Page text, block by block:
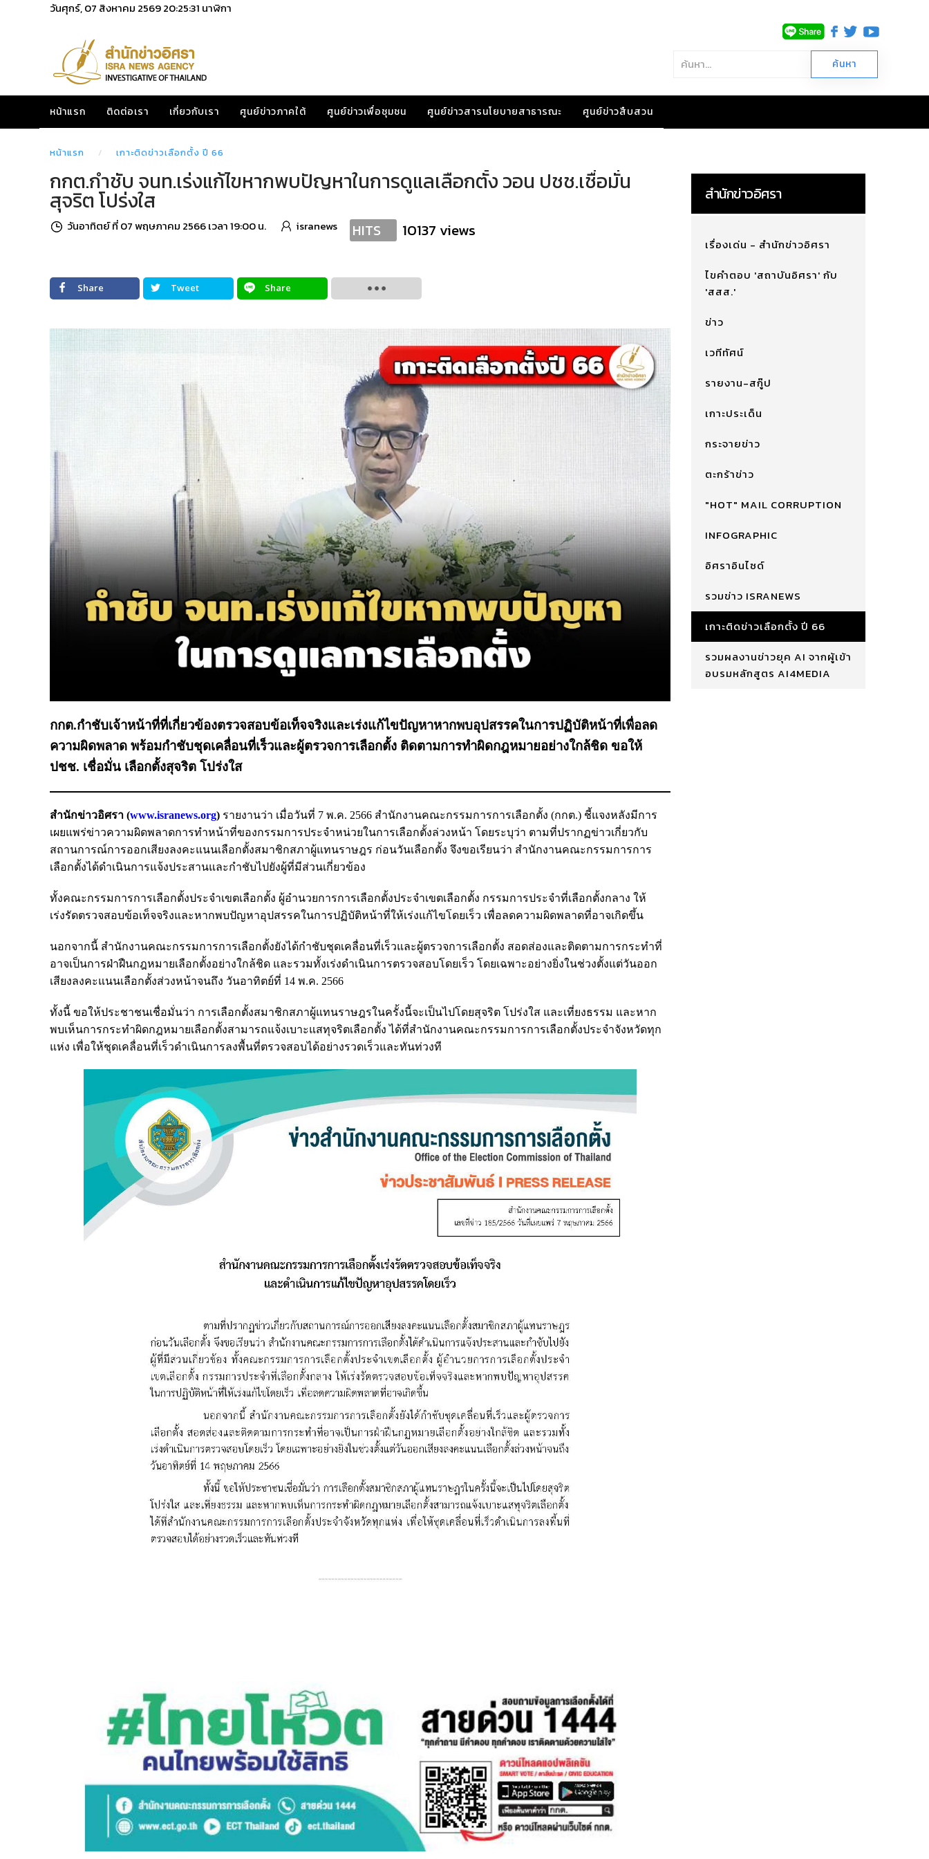
วันศุกร์, 07 สิงหาคม 256920:25:32นาฬิกา
หน้าแรก ติดต่อเรา เกี่ยวกับเรา ศูนย์ข่าวภาคใต้ ศูนย์ข่าวเพื่อชุมชน ศูนย์ข่าวสารนโยบายสาธารณะ ศูนย์ข่าวสืบสวน
หน้าแรก เกาะติดข่าวเลือกตั้ง ปี 66
กกต.กำชับ จนท.เร่งแก้ไขหากพบปัญหาในการดูแลเลือกตั้ง วอน ปชช.เชื่อมั่น
สุจริต โปร่งใส
วันอาทิตย์ ที่ 07 พฤษภาคม 2566 เวลา 19:00 น. isranews HITS 10137 views
Share Tweet Share
กกต.กำชับเจ้าหน้าที่ที่เกี่ยวข้องตรวจสอบข้อเท็จจริงและเร่งแก้ไขปัญหาหากพบอุปสรรคในการปฏิบัติหน้าที่เพื่อลด
ความผิดพลาด พร้อมกำชับชุดเคลื่อนที่เร็วและผู้ตรวจการเลือกตั้ง ติดตามการทำผิดกฎหมายอย่างใกล้ชิด ขอให้
ปชช. เชื่อมั่น เลือกตั้งสุจริต โปร่งใส
สำนักข่าวอิศรา (www.isranews.org) รายงานว่า เมื่อวันที่ 7 พ.ค. 2566 สำนักงานคณะกรรมการการเลือกตั้ง (กกต.) ชี้แจงหลังมีการ
เผยแพร่ข่าวความผิดพลาดการทำหน้าที่ของกรรมการประจำหน่วยในการเลือกตั้งล่วงหน้า โดยระบุว่า ตามที่ปรากฏข่าวเกี่ยวกับ
สถานการณ์การออกเสียงลงคะแนนเลือกตั้งสมาชิกสภาผู้แทนราษฎร ก่อนวันเลือกตั้ง จึงขอเรียนว่า สำนักงานคณะกรรมการการ
เลือกตั้งได้ดำเนินการแจ้งประสานและกำชับไปยังผู้ที่มีส่วนเกี่ยวข้อง
ทั้งคณะกรรมการการเลือกตั้งประจำเขตเลือกตั้ง ผู้อำนวยการการเลือกตั้งประจำเขตเลือกตั้ง กรรมการประจำที่เลือกตั้งกลาง ให้
เร่งรัดตรวจสอบข้อเท็จจริงและหากพบปัญหาอุปสรรคในการปฏิบัติหน้าที่ให้เร่งแก้ไขโดยเร็ว เพื่อลดความผิดพลาดที่อาจเกิดขึ้น
นอกจากนี้ สำนักงานคณะกรรมการการเลือกตั้งยังได้กำชับชุดเคลื่อนที่เร็วและผู้ตรวจการเลือกตั้ง สอดส่องและติดตามการกระทำที่
อาจเป็นการฝ่าฝืนกฎหมายเลือกตั้งอย่างใกล้ชิด และรวมทั้งเร่งดำเนินการตรวจสอบโดยเร็ว โดยเฉพาะอย่างยิ่งในช่วงตั้งแต่วันออก
เสียงลงคะแนนเลือกตั้งส่วงหน้าจนถึง วันอาทิตย์ที่ 14 พ.ค. 2566
ทั้งนี้ ขอให้ประชาชนเชื่อมั่นว่า การเลือกตั้งสมาชิกสภาผู้แทนราษฎรในครั้งนี้จะเป็นไปโดยสุจริต โปร่งใส และเที่ยงธรรม และหาก
พบเห็นการกระทำผิดกฎหมายเลือกตั้งสามารถแจ้งเบาะแสทุจริตเลือกตั้ง ได้ที่สำนักงานคณะกรรมการการเลือกตั้งประจำจังหวัดทุก
แห่ง เพื่อให้ชุดเคลื่อนที่เร็วดำเนินการลงพื้นที่ตรวจสอบได้อย่างรวดเร็วและทันท่วงที
สำนักข่าวอิศรา
เรื่องเด่น - สำนักข่าวอิศรา
ไขคำตอบ 'สถาบันอิศรา' กับ
'สสส.'
ข่าว
เวทีทัศน์
รายงาน-สกู๊ป
เกาะประเด็น
กระจายข่าว
ตะกร้าข่าว
"HOT" MAIL CORRUPTION
INFOGRAPHIC
อิศราอินไซด์
รวมข่าว ISRANEWS
เกาะติดข่าวเลือกตั้ง ปี 66
รวมผลงานข่าวยุค AI จากผู้เข้า
อบรมหลักสูตร AI4MEDIA